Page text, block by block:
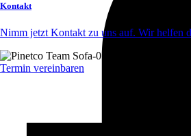
Kontakt
Nimm jetzt Kontakt zu uns auf. Wir helfen
Termin vereinbaren